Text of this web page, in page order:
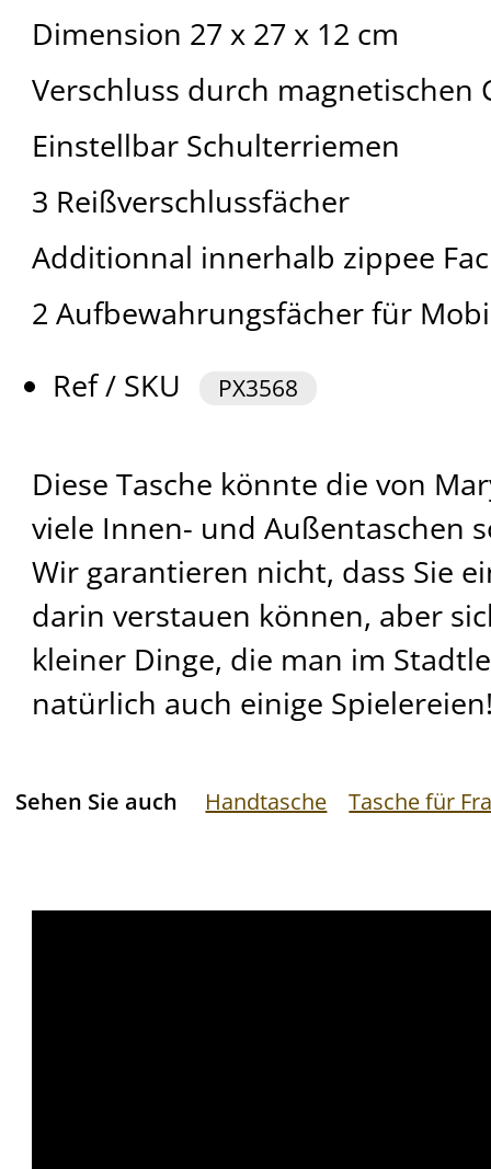
Dimension 27 x 27 x 12 cm
Verschluss durch magnetischen
Einstellbar Schulterriemen
3 Reißverschlussfächer
Additionnal innerhalb zippee
2 Aufbewahrungsfächer für
Ref / SKU
PX3568
Diese Tasche könnte die von
viele Innen- und Außentaschen
Wir garantieren nicht, dass Sie
darin verstauen können, aber
kleiner Dinge, die man im
natürlich auch einige
Sehen Sie auch Handtasche Tasche für